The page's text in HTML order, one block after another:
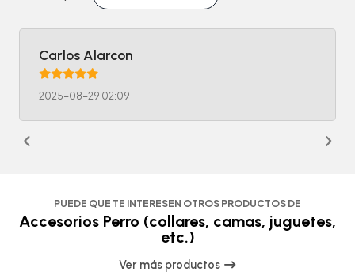
Carlos Alarcon
2025-08-29 02:09
PUEDE QUE TE INTERESEN OTROS PRODUCTOS DE
Accesorios Perro (collares, camas, juguetes,
etc.)
Ver más productos